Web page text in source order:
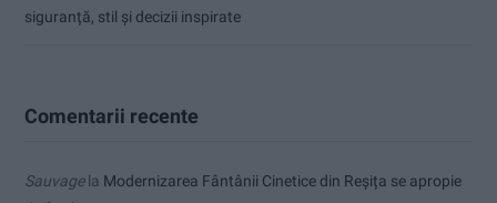
siguranță, stil și decizii inspirate
Comentarii recente
Sauvagela Modernizarea Fântânii Cinetice din Reșița se apropie